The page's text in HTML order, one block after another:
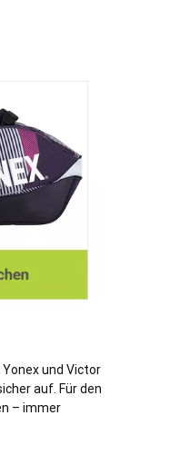
und Victor
auf. Für den
– immer